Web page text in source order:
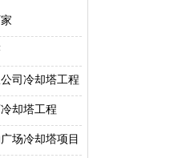
司冷却塔工程
却塔工程
场冷却塔项目